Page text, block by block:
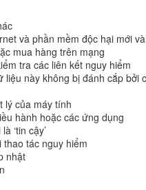
và phần mềm độc hại mới
mua hàng trên mạng
tra các liên kết nguy hiểm
này không bị đánh cắp
lý của máy tính
hành hoặc các ứng dụng
‘tin cậy’
tác nguy hiểm
nhật